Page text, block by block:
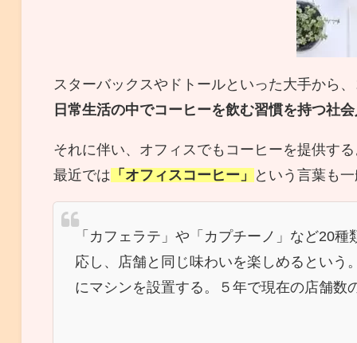
スターバックスやドトールといった大手から
日常生活の中でコーヒーを飲む習慣を持つ社
それに伴い、オフィスでもコーヒーを提供す
最近では 「オフィスコーヒー」 という言葉も
「カフェラテ」や「カプチーノ」など20
応し、店舗と同じ味わいを楽しめるという
にマシンを設置する。５年で現在の店舗数